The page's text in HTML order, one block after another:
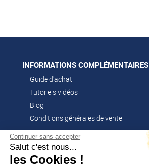
Continuer sans accepter
Salut c'est nous...
les Cookies !
INFORMATIONS COMPLÉMENTAIRES
Guide d'achat
Tutoriels vidéos
Blog
Conditions générales de vente
CONTACT